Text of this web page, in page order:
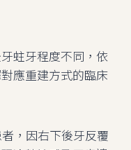
蛀牙程度不同，依
應重建方式的臨床
，因右下後牙反覆